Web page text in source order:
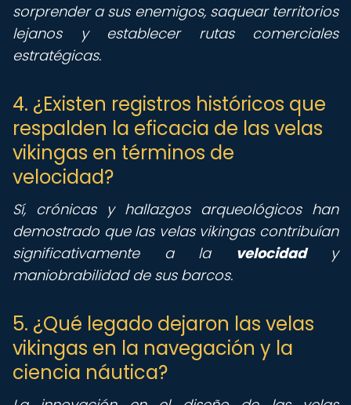
sorprender a sus enemigos, saquear territorios
lejanos y establecer rutas comerciales
estratégicas.
4. ¿Existen registros históricos que
respalden la eficacia de las velas
vikingas en términos de
velocidad?
Sí, crónicas y hallazgos arqueológicos han
demostrado que las velas vikingas contribuían
significativamente a la velocidady
maniobrabilidad de sus barcos.
5. ¿Qué legado dejaron las velas
vikingas en la navegación y la
ciencia náutica?